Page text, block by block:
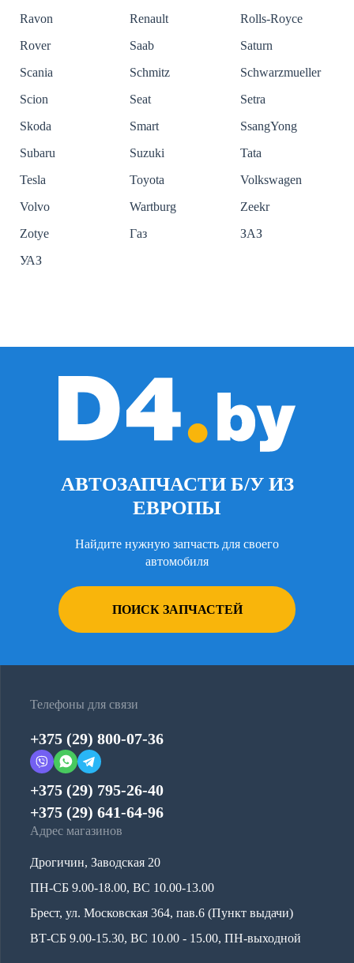
Ravon
Renault
Rolls-Royce
Rover
Saab
Saturn
Scania
Schmitz
Schwarzmueller
Scion
Seat
Setra
Skoda
Smart
SsangYong
Subaru
Suzuki
Tata
Tesla
Toyota
Volkswagen
Volvo
Wartburg
Zeekr
Zotye
Газ
ЗАЗ
УАЗ
АВТОЗАПЧАСТИ Б/У ИЗ
ЕВРОПЫ
Найдите нужную запчасть для своего
автомобиля
ПОИСК ЗАПЧАСТЕЙ
Телефоны для связи
+375 (29) 800-07-36
+375 (29) 795-26-40
+375 (29) 641-64-96
Адрес магазинов
Дрогичин, Заводская 20
ПН-СБ 9.00-18.00, ВС 10.00-13.00
Брест, ул. Московская 364, пав.6 (Пункт выдачи)
ВТ-СБ 9.00-15.30, ВС 10.00 - 15.00, ПН-выходной